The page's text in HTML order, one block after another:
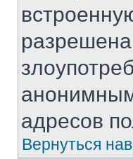
адресов
Вернуться